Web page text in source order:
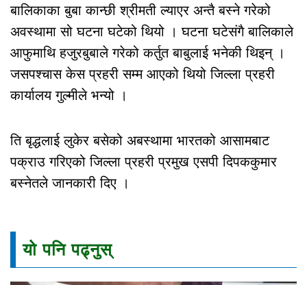
बालिकाका बुबा कान्छी श्रीमती ल्याएर अन्तै बस्ने गरेको
अवस्थामा सो घटना घटेको थियो । घटना घटेसंगै बालिकाले
आफुमाथि हजुरबुबाले गरेको कर्तुत बाबुलाई भनेकी थिइन् ।
जसपश्चास केस प्रहरी सम्म आएको थियो जिल्ला प्रहरी
कार्यालय गुल्मीले भन्यो ।
ति बृद्धलाई लुकेर बसेको अबस्थामा भारतको आसामबाट
पक्राउ गरिएको जिल्ला प्रहरी प्रमुख एसपी दिपककुमार
बस्नेतले जानकारी दिए ।
यो पनि पढ्नुस्